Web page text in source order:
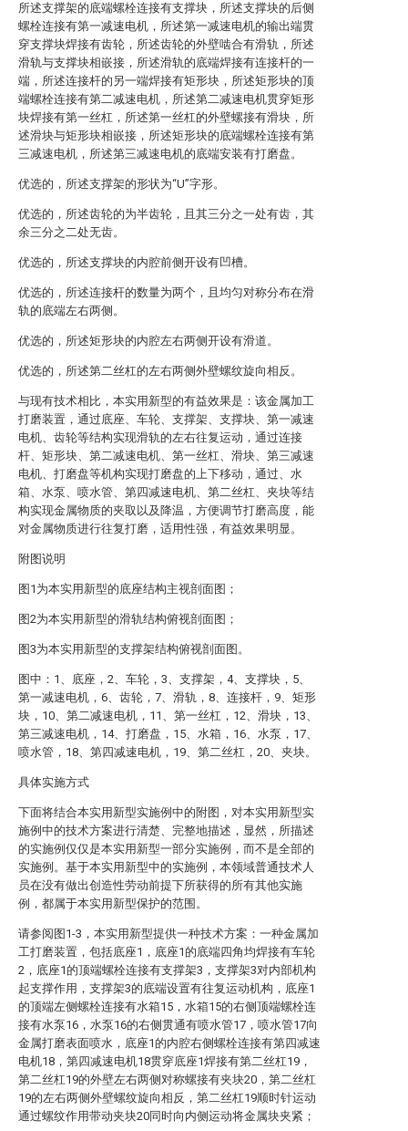
所述支撑架的底端螺栓连接有支撑块，所述支撑块的后侧
螺栓连接有第一减速电机，所述第一减速电机的输出端贯
穿支撑块焊接有齿轮，所述齿轮的外壁啮合有滑轨，所述
滑轨与支撑块相嵌接，所述滑轨的底端焊接有连接杆的一
端，所述连接杆的另一端焊接有矩形块，所述矩形块的顶
端螺栓连接有第二减速电机，所述第二减速电机贯穿矩形
块焊接有第一丝杠，所述第一丝杠的外壁螺接有滑块，所
述滑块与矩形块相嵌接，所述矩形块的底端螺栓连接有第
三减速电机，所述第三减速电机的底端安装有打磨盘。
优选的，所述支撑架的形状为“U”字形。
优选的，所述齿轮的为半齿轮，且其三分之一处有齿，其
余三分之二处无齿。
优选的，所述支撑块的内腔前侧开设有凹槽。
优选的，所述连接杆的数量为两个，且均匀对称分布在滑
轨的底端左右两侧。
优选的，所述矩形块的内腔左右两侧开设有滑道。
优选的，所述第二丝杠的左右两侧外壁螺纹旋向相反。
与现有技术相比，本实用新型的有益效果是：该金属加工
打磨装置，通过底座、车轮、支撑架、支撑块、第一减速
电机、齿轮等结构实现滑轨的左右往复运动，通过连接
杆、矩形块、第二减速电机、第一丝杠、滑块、第三减速
电机、打磨盘等机构实现打磨盘的上下移动，通过、水
箱、水泵、喷水管、第四减速电机、第二丝杠、夹块等结
构实现金属物质的夹取以及降温，方便调节打磨高度，能
对金属物质进行往复打磨，适用性强，有益效果明显。
附图说明
图1为本实用新型的底座结构主视剖面图；
图2为本实用新型的滑轨结构俯视剖面图；
图3为本实用新型的支撑架结构俯视剖面图。
图中：1、底座，2、车轮，3、支撑架，4、支撑块，5、
第一减速电机，6、齿轮，7、滑轨，8、连接杆，9、矩形
块，10、第二减速电机，11、第一丝杠，12、滑块，13、
第三减速电机，14、打磨盘，15、水箱，16、水泵，17、
喷水管，18、第四减速电机，19、第二丝杠，20、夹块。
具体实施方式
下面将结合本实用新型实施例中的附图，对本实用新型实
施例中的技术方案进行清楚、完整地描述，显然，所描述
的实施例仅仅是本实用新型一部分实施例，而不是全部的
实施例。基于本实用新型中的实施例，本领域普通技术人
员在没有做出创造性劳动前提下所获得的所有其他实施
例，都属于本实用新型保护的范围。
请参阅图1-3，本实用新型提供一种技术方案：一种金属加
工打磨装置，包括底座1，底座1的底端四角均焊接有车轮
2，底座1的顶端螺栓连接有支撑架3，支撑架3对内部机构
起支撑作用，支撑架3的底端设置有往复运动机构，底座1
的顶端左侧螺栓连接有水箱15，水箱15的右侧顶端螺栓连
接有水泵16，水泵16的右侧贯通有喷水管17，喷水管17向
金属打磨表面喷水，底座1的内腔右侧螺栓连接有第四减速
电机18，第四减速电机18贯穿底座1焊接有第二丝杠19，
第二丝杠19的外壁左右两侧对称螺接有夹块20，第二丝杠
19的左右两侧外壁螺纹旋向相反，第二丝杠19顺时针运动
通过螺纹作用带动夹块20同时向内侧运动将金属块夹紧；